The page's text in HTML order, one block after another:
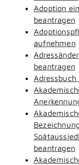
Adoption
beantragen
aufnehmen
beantragen
beantragen